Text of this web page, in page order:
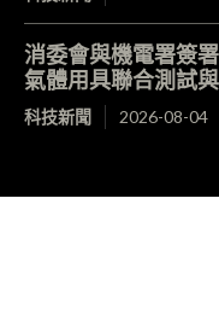
消委會與機電署簽
氣體用具聯合測試
科技新聞 2026-08-04